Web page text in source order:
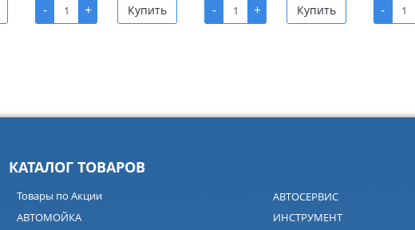
-
+ Купить
-
+ Купить
-
КАТАЛОГ ТОВАРОВ
Товары по Акции
АВТОСЕРВИС
АВТОМОЙКА
ИНСТРУМЕНТ